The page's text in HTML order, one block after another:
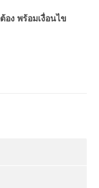
อง พร้อมเงื่อนไข